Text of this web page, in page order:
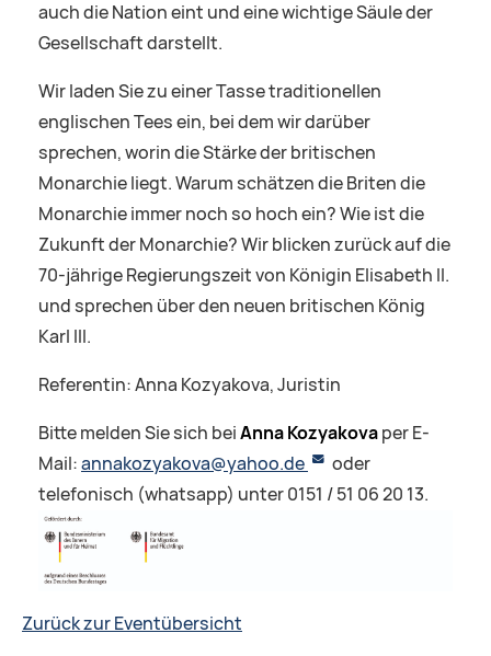
auch die Nation eint und eine wichtige Säule der
Gesellschaft darstellt.
Wir laden Sie zu einer Tasse traditionellen
englischen Tees ein, bei dem wir darüber
sprechen, worin die Stärke der britischen
Monarchie liegt. Warum schätzen die Briten die
Monarchie immer noch so hoch ein? Wie ist die
Zukunft der Monarchie? Wir blicken zurück auf die
70-jährige Regierungszeit von Königin Elisabeth II.
und sprechen über den neuen britischen König
Karl III.
Referentin: Anna Kozyakova, Juristin
Bitte melden Sie sich beiAnna Kozyakovaper E-
Mail:annakozyakova@yahoo.de
oder
telefonisch (whatsapp) unter 0151 / 51 06 20 13.
Zurück zur Eventübersicht